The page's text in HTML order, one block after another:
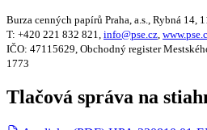
Burza cenných papírů Praha, a.s., Rybná 14,
T: +420 221 832 821, info@pse.cz,
IČO: 47115629, Obchodný register
1773
Tlačová správa na